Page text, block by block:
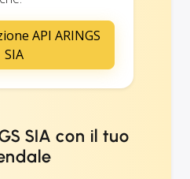
API ARINGS
SIA
SIA con il tuo